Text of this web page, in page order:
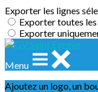
Exporter les lignes
Exporter toutes
Exporter
Menu
Ajoutez un logo, un